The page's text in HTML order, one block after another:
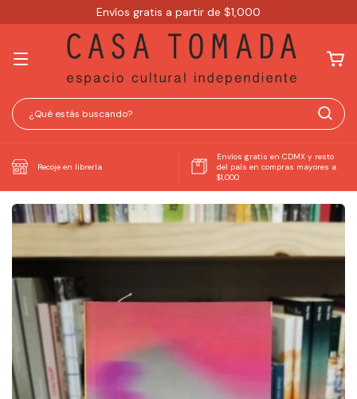
Envíos gratis a partir de $1,000
Recoje en librería
Envíos gratis en CDMX y resto
del país en compras mayores a
$1,000